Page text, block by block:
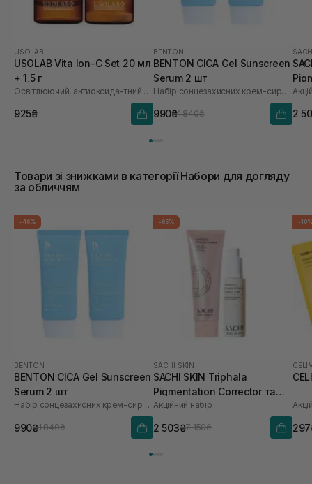
USOLAB
USOLAB Vita Ion-C Set 20 мл
+ 1,5 г
Освітлюючий, антиоксидантний та омолоджуючий набір
925₴
BENTON
BENTON CICA Gel Sunscreen
Serum 2 шт
Набір сонцезахисних крем-сироваток
990₴1 840₴ 2
Товари зі знижками в категорії Набори для догляду
за обличчям
-46%
BENTON
BENTON CICA Gel Sunscreen
Serum 2 шт
Набір сонцезахисних крем-сироваток
990₴1 840₴
-65%
SACHI SKIN
SACHI SKIN Triphala
Pigmentation Corrector та
Saffron Luminous Cleanser
Акційний набір
2 503₴7 150₴
-